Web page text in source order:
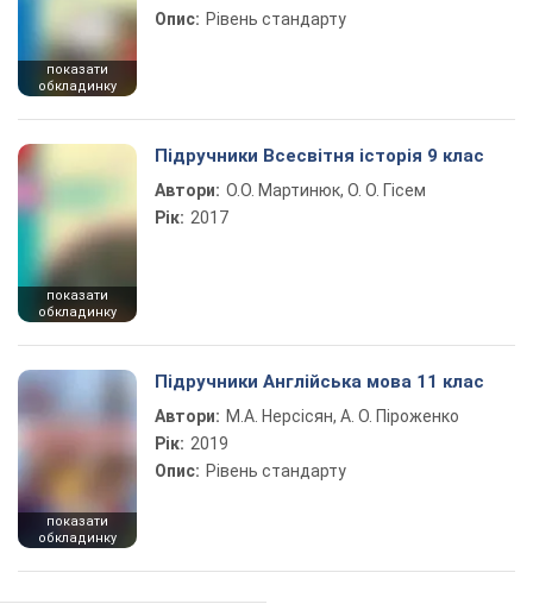
показати
обкладинку
Опис: Рівень стандарту
показати
обкладинку
Підручники Всесвітня історія 9 клас
Автори: О.О. Мартинюк, О. О. Гісем
Рік: 2017
показати
обкладинку
Підручники Англійська мова 11 клас
Автори: М.А. Нерсісян, А. О. Піроженко
Рік: 2019
Опис: Рівень стандарту